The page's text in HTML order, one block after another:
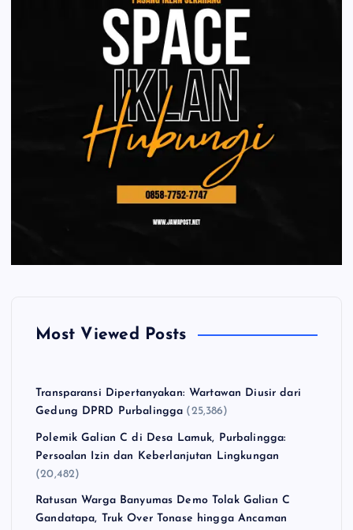
Most Viewed Posts
Transparansi Dipertanyakan: Wartawan Diusir dari
Gedung DPRD Purbalingga (25,386)
Polemik Galian C di Desa Lamuk, Purbalingga:
Persoalan Izin dan Keberlanjutan Lingkungan
(20,482)
Ratusan Warga Banyumas Demo Tolak Galian C
Gandatapa, Truk Over Tonase hingga Ancaman